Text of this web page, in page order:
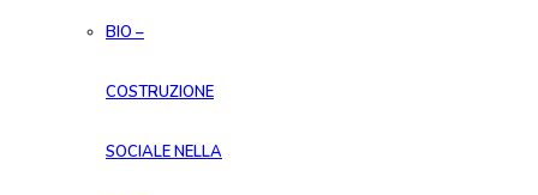
BIO –
COSTRUZIONE
SOCIALE NELLA